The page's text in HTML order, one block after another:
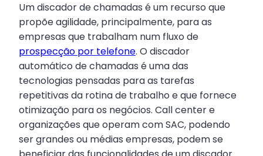
Um discador de chamadas é um recurso que
propõe agilidade, principalmente, para as
empresas que trabalham num fluxo de
prospecção por telefone. O discador
automático de chamadas é uma das
tecnologias pensadas para as tarefas
repetitivas da rotina de trabalho e que fornece
otimização para os negócios. Call center e
organizações que operam com SAC, podendo
ser grandes ou médias empresas, podem se